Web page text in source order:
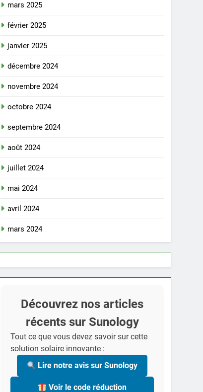
mars 2025
février 2025
janvier 2025
décembre 2024
novembre 2024
octobre 2024
septembre 2024
août 2024
juillet 2024
mai 2024
avril 2024
mars 2024
Découvrez nos articles
récents sur Sunology
Tout ce que vous devez savoir sur cette
solution solaire innovante :
Lire notre avis sur Sunology
Voir le code réduction